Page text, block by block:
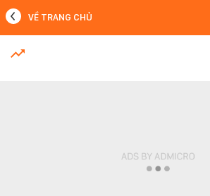
MỚI NHẤT
VỀ TRANG CHỦ